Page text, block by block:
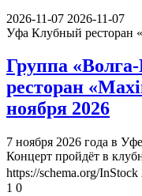
2026-11-07 2026-11-07
Уфа Клубный ресторан
Группа
ресторан
ноября 2026
7 ноября 2026 года в
Концерт пройдёт в
https://schema.org/InStock
1 0